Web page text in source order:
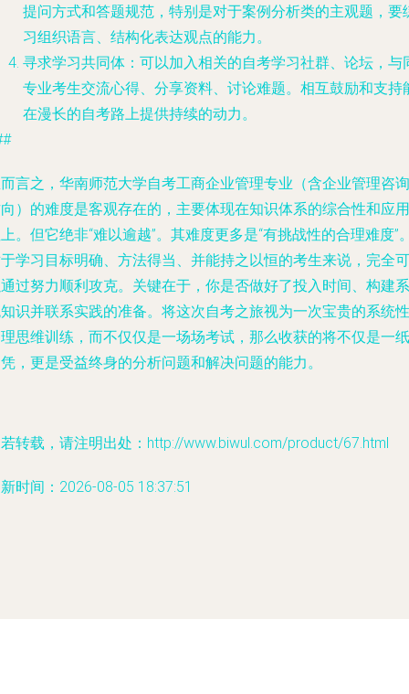
提问方式和答题规范，特别是对于案例分析类的主观题，要
习组织语言、结构化表达观点的能力。
寻求学习共同体 ：可以加入相关的自考学习社群、论坛，与
专业考生交流心得、分享资料、讨论难题。相互鼓励和支持
在漫长的自考路上提供持续的动力。
言之，华南师范大学自考工商企业管理专业（含企业管理咨询
）的难度是客观存在的，主要体现在知识体系的综合性和应用
。但它绝非“难以逾越”。其难度更多是“有挑战性的合理难度”
学习目标明确、方法得当、并能持之以恒的考生来说，完全可
过努力顺利攻克。关键在于，你是否做好了投入时间、构建系
识并联系实践的准备。将这次自考之旅视为一次宝贵的系统性
思维训练，而不仅仅是一场场考试，那么收获的将不仅是一纸
，更是受益终身的分析问题和解决问题的能力。
转载，请注明出处：http://www.biwul.com/product/67.html
时间：2026-08-05 18:37:51